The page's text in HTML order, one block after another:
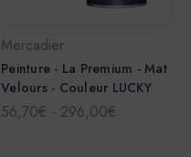
Mercadier
Peinture - La Premium - Mat
Velours - Couleur LUCKY
56,70€ - 296,00€